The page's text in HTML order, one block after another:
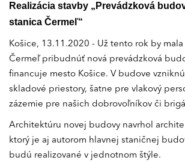
Realizácia stavby „Prevádzková
stanica Čermeľ“
Košice, 13.11.2020 - Už tento rok by
Čermeľ pribudnúť nová prevádzková
financuje mesto Košice. V budove
skladové priestory, šatne pre vlakový
zázemie pre našich dobrovoľníkov či
Architektúru novej budovy navrhol
ktorý je aj autorom hlavnej staničnej
budú realizované v jednotnom štýle.